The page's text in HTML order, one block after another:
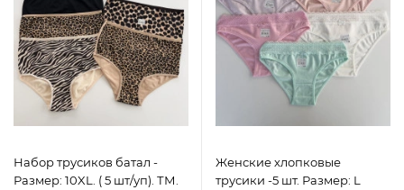
Набор трусиков батал -
Размер: 10XL. ( 5 шт/уп). ТМ.
Женские хлопковые
трусики -5 шт. Размер: L